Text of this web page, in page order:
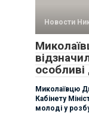
Новости
Миколаївцю
Кабінету
молоді у